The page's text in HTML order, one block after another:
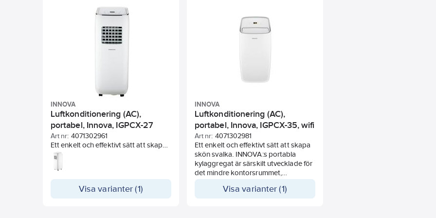
INNOVA
Luftkonditionering (AC),
portabel, Innova, IGPCX-27
Art nr: 4071302961
Ett enkelt och effektivt sätt att skapa
skön svalka. INNOVA:s portabla
det mindre kontorsrummet,
kvadratmeter).Visa varianter (1)
INNOVA
Luftkonditionering (AC),
portabel, Innova, IGPCX-35, wifi
Art nr: 4071302981
Ett enkelt och effektivt sätt att skapa
skön svalka. INNOVA:s portabla
kylaggregat är särskilt utvecklade för
det mindre kontorsrummet,
25 kvadratmeter).
Visa varianter (1)